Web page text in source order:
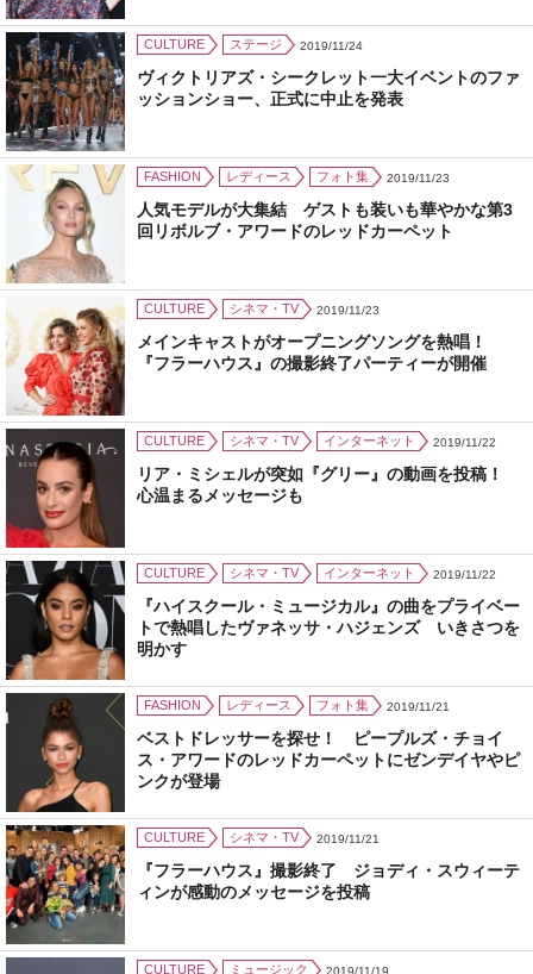
CULTURE ステージ 2019/11/24
ヴィクトリアズ・シークレット一大イベントのファ
ッションショー、正式に中止を発表
FASHION レディース フォト集 2019/11/23
人気モデルが大集結 ゲストも装いも華やかな第3
回リボルブ・アワードのレッドカーペット
CULTURE シネマ・TV 2019/11/23
メインキャストがオープニングソングを熱唱！
『フラーハウス』の撮影終了パーティーが開催
CULTURE シネマ・TV インターネット 2019/11/22
リア・ミシェルが突如『グリー』の動画を投稿！
心温まるメッセージも
CULTURE シネマ・TV インターネット 2019/11/22
『ハイスクール・ミュージカル』の曲をプライベー
トで熱唱したヴァネッサ・ハジェンズ いきさつを
明かす
FASHION レディース フォト集 2019/11/21
ベストドレッサーを探せ！ ピープルズ・チョイ
ス・アワードのレッドカーペットにゼンデイヤやピ
ンクが登場
CULTURE シネマ・TV 2019/11/21
『フラーハウス』撮影終了 ジョディ・スウィーテ
ィンが感動のメッセージを投稿
CULTURE ミュージック 2019/11/19